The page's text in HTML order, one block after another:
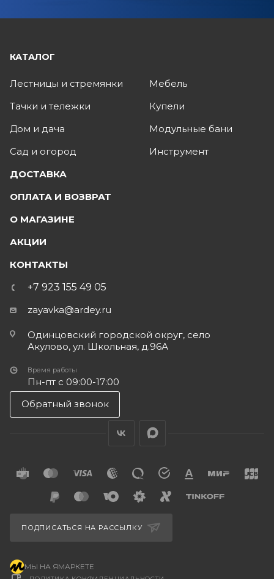
КАТАЛОГ
Лестницы и стремянки
Тачки и тележки
Дом и дача
Сад и огород
Мебель
Купели
Модульные бани
Инструмент
ДОСТАВКА
ОПЛАТА И ВОЗВРАТ
О МАГАЗИНЕ
АКЦИИ
КОНТАКТЫ
+7 923 155 49 05
zayavka@ardey.ru
Одинцовский городской округ, село
Акулово, ул. Школьная, д.96А
Время работы
Пн-пт с 09:00-17:00
Обратный звонок
ПОДПИСАТЬСЯ НА РАССЫЛКУ
МЫ НА ЯМАРКЕТЕ